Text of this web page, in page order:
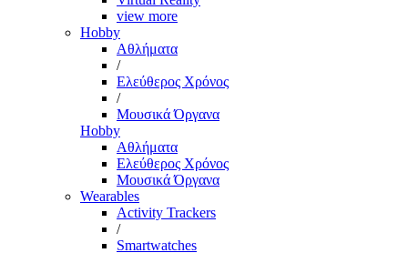
view more
Hobby
Αθλήματα
/
Ελεύθερος Χρόνος
/
Μουσικά Όργανα
Hobby
Αθλήματα
Ελεύθερος Χρόνος
Μουσικά Όργανα
Wearables
Activity Trackers
/
Smartwatches